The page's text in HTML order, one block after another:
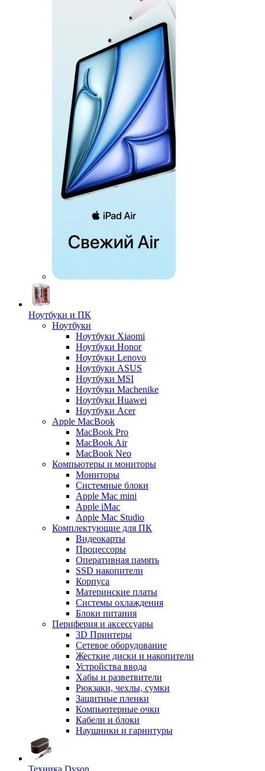
Ноутбуки и ПК
Ноутбуки
Ноутбуки Xiaomi
Ноутбуки Honor
Ноутбуки Lenovo
Ноутбуки ASUS
Ноутбуки MSI
Ноутбуки Machenike
Ноутбуки Huawei
Ноутбуки Acer
Apple MacBook
MacBook Pro
MacBook Air
MacBook Neo
Компьютеры и мониторы
Мониторы
Системные блоки
Apple Mac mini
Apple iMac
Apple Mac Studio
Комплектующие для ПК
Видеокарты
Процессоры
Оперативная память
SSD накопители
Корпуса
Материнские платы
Системы охлаждения
Блоки питания
Периферия и аксессуары
3D Принтеры
Сетевое оборудование
Жесткие диски и накопители
Устройства ввода
Хабы и разветвители
Рюкзаки, чехлы, сумки
Защитные пленки
Компьютерные очки
Кабели и блоки
Наушники и гарнитуры
Техника Dyson